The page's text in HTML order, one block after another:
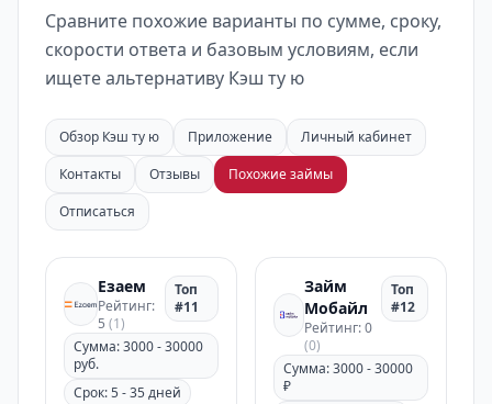
Сравните похожие варианты по сумме, сроку,
скорости ответа и базовым условиям, если
ищете альтернативу Кэш ту ю
Обзор Кэш ту ю Приложение
Личный кабинет
Контакты
Отзывы
Похожие займы
Отписаться
Езаем
Рейтинг:
5 (1)
Топ
#11
Сумма: 3000 - 30000
руб.
Срок: 5 - 35 дней
Займ
Мобайл
Рейтинг: 0
(0)
Топ
#12
Сумма: 3000 - 30000
₽